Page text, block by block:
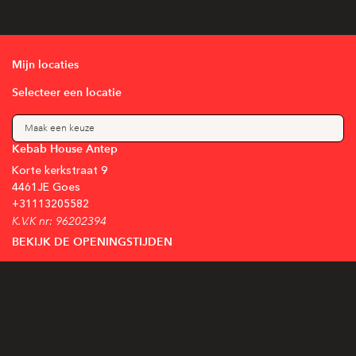
Mijn locaties
Selecteer een locatie
Maak een keuze
Kebab House Antep
Korte kerkstraat 9
4461JE Goes
+31 113205582
K.V.K nr: 96202394
BEKIJK DE OPENINGSTIJDEN